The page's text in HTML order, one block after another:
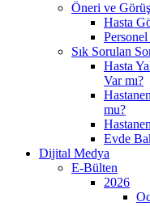
Öneri ve
Hasta
Sık Sorulan
Hasta
Var mı?
mu?
Evde
Dijital Medya
E-Bülten
2026